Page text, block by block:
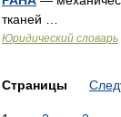
тканей …
Юридический словарь
Страницы